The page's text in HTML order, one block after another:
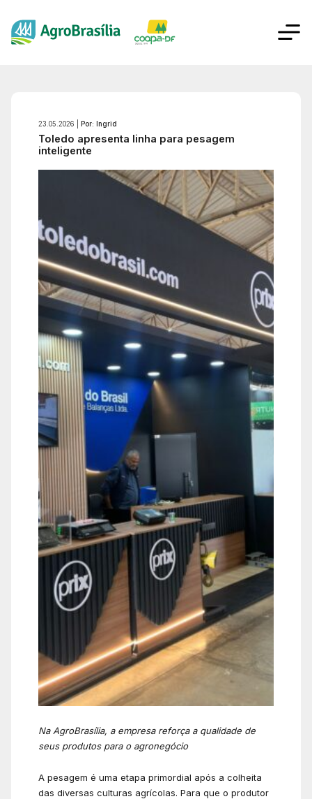
23.05.2026 | Por: Ingrid
Toledo apresenta linha para pesagem
inteligente
Na AgroBrasília, a empresa reforça a qualidade de
seus produtos para o agronegócio
A pesagem é uma etapa primordial após a colheita
das diversas culturas agrícolas. Para que o produtor